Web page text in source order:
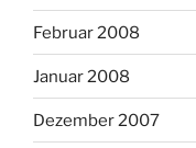
Februar 2008
Januar 2008
Dezember 2007